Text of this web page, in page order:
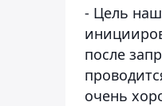
- Цель
после
очень